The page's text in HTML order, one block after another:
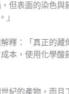
但表面的染色
」
釋：「真正的
本，使用化學
紀的產物，而